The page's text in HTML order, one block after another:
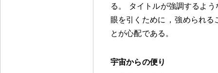
る 。
タイトルが強調するよ
眼を引くために ， 強められる
とが心配である 。
宇宙からの便り